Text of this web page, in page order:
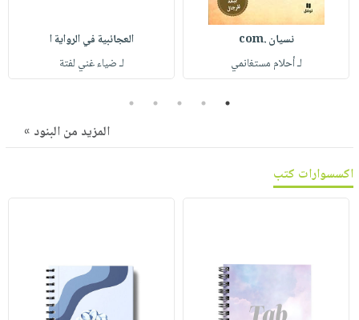
صابون
أطفال
مناسبات
فيديوهات
طرحها
وفرات
انشر
كتابك
عربة
نشرة
نسيان .com
لـ أحلام مستغانمي
العجائبية في الرواية ا
لـ ضياء غني لفتة
1
2
3
4
5
المزيد من البنود »
اكسسوارات كتب